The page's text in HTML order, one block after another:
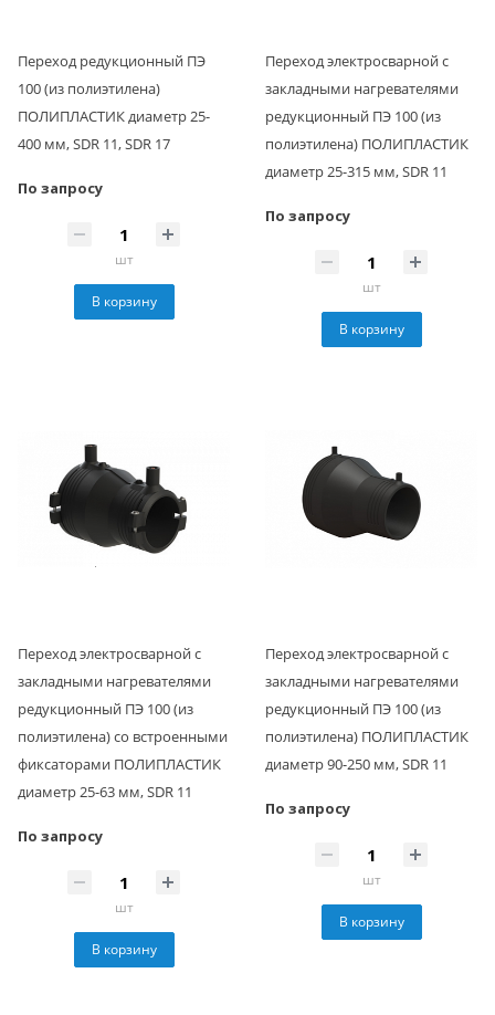
Переход редукционный ПЭ
100 (из полиэтилена)
ПОЛИПЛАСТИК диаметр 25-
400 мм, SDR 11, SDR 17
По запросу
шт
В корзину
Переход электросварной с
закладными нагревателями
редукционный ПЭ 100 (из
полиэтилена) ПОЛИПЛАСТИК
диаметр 25-315 мм, SDR 11
По запросу
шт
В корзину
Переход электросварной с
закладными нагревателями
редукционный ПЭ 100 (из
полиэтилена) со встроенными
фиксаторами ПОЛИПЛАСТИК
диаметр 25-63 мм, SDR 11
По запросу
шт
В корзину
Переход электросварной с
закладными нагревателями
редукционный ПЭ 100 (из
полиэтилена) ПОЛИПЛАСТИК
диаметр 90-250 мм, SDR 11
По запросу
шт
В корзину